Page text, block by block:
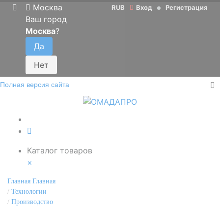
Москва
Ваш город
Москва?
RUB Вход Регистрация
Полная версия сайта
Каталог товаров
×
Главная Главная
/ Технологии
/ Производство